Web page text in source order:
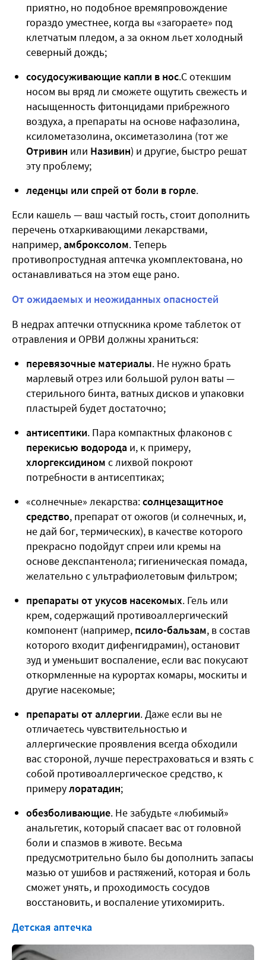
приятно, но подобное времяпровождение
гораздо уместнее, когда вы «загораете» под
клетчатым пледом, а за окном льет холодный
северный дождь;
сосудосуживающие капли в нос.С отекшим
носом вы вряд ли сможете ощутить свежесть и
насыщенность фитонцидами прибрежного
воздуха, а препараты на основе нафазолина,
ксилометазолина, оксиметазолина (тот же
Отривин или Називин) и другие, быстро решат
эту проблему;
леденцы или спрей от боли в горле.
Если кашель — ваш частый гость, стоит дополнить
перечень отхаркивающими лекарствами,
например,амброксолом. Теперь
противопростудная аптечка укомплектована, но
останавливаться на этом еще рано.
От ожидаемых и неожиданных опасностей
В недрах аптечки отпускника кроме таблеток от
отравления и ОРВИ должны храниться:
перевязочные материалы. Не нужно брать
марлевый отрез или большой рулон ваты —
стерильного бинта, ватных дисков и упаковки
пластырей будет достаточно;
антисептики. Пара компактных флаконов с
перекисью водорода и, к примеру,
хлоргексидином с лихвой покроют
потребности в антисептиках;
«солнечные» лекарства:солнцезащитное
средство, препарат от ожогов (и солнечных, и,
не дай бог, термических), в качестве которого
прекрасно подойдут спреи или кремы на
основе декспантенола; гигиеническая помада,
желательно с ультрафиолетовым фильтром;
препараты от укусов насекомых. Гель или
крем, содержащий противоаллергический
компонент (например, псило-бальзам, в состав
которого входит дифенгидрамин), остановит
зуд и уменьшит воспаление, если вас покусают
откормленные на курортах комары, москиты и
другие насекомые;
препараты от аллергии. Даже если вы не
отличаетесь чувствительностью и
аллергические проявления всегда обходили
вас стороной, лучше перестраховаться и взять с
собой противоаллергическое средство, к
примерулоратадин;
обезболивающие. Не забудьте «любимый»
анальгетик, который спасает вас от головной
боли и спазмов в животе. Весьма
предусмотрительно было бы дополнить запасы
мазью от ушибов и растяжений, которая и боль
сможет унять, и проходимость сосудов
восстановить, и воспаление утихомирить.
Детская аптечка